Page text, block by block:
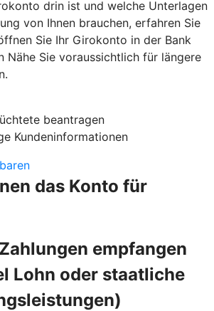
drin ist und welche Unterlagen
von Ihnen brauchen, erfahren Sie
Sie Ihr Girokonto in der Bank
Nähe Sie voraussichtlich für längere
beantragen
Kundeninformationen
das Konto für
empfangen
Lohn oder staatliche